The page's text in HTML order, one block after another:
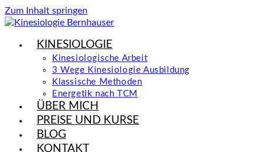
Zum Inhalt springen
KINESIOLOGIE
Kinesiologische Arbeit
3 Wege Kinesiologie Ausbildung
Klassische Methoden
Energetik nach TCM
ÜBER MICH
PREISE UND KURSE
BLOG
KONTAKT